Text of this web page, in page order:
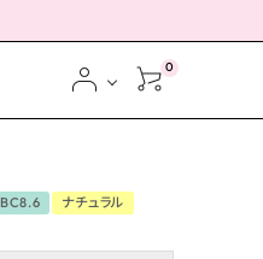
0
BC8.6
ナチュラル